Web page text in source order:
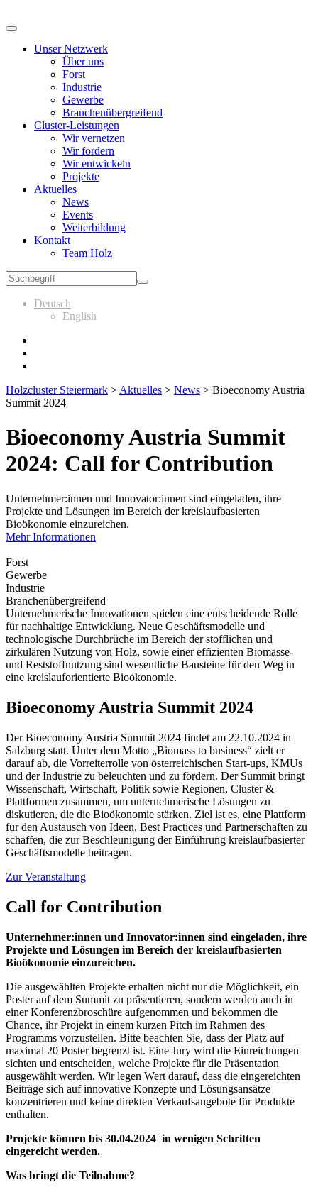
Unser Netzwerk
Über uns
Forst
Industrie
Gewerbe
Branchenübergreifend
Cluster-Leistungen
Wir vernetzen
Wir fördern
Wir entwickeln
Projekte
Aktuelles
News
Events
Weiterbildung
Kontakt
Team Holz
Deutsch
English
Holzcluster Steiermark > Aktuelles > News > Bioeconomy Austria
Summit 2024
Bioeconomy Austria Summit
2024: Call for Contribution
Unternehmer:innen und Innovator:innen sind eingeladen, ihre
Projekte und Lösungen im Bereich der kreislaufbasierten
Bioökonomie einzureichen.
Mehr Informationen
Forst
Gewerbe
Industrie
Branchenübergreifend
Unternehmerische Innovationen spielen eine entscheidende Rolle
für nachhaltige Entwicklung. Neue Geschäftsmodelle und
technologische Durchbrüche im Bereich der stofflichen und
zirkulären Nutzung von Holz, sowie einer effizienten Biomasse-
und Reststoffnutzung sind wesentliche Bausteine für den Weg in
eine kreislauforientierte Bioökonomie.
Bioeconomy Austria Summit 2024
Der Bioeconomy Austria Summit 2024 findet am 22.10.2024 in
Salzburg statt. Unter dem Motto „Biomass to business“ zielt er
darauf ab, die Vorreiterrolle von österreichischen Start-ups, KMUs
und der Industrie zu beleuchten und zu fördern. Der Summit bringt
Wissenschaft, Wirtschaft, Politik sowie Regionen, Cluster &
Plattformen zusammen, um unternehmerische Lösungen zu
diskutieren, die die Bioökonomie stärken. Ziel ist es, eine Plattform
für den Austausch von Ideen, Best Practices und Partnerschaften zu
schaffen, die zur Beschleunigung der Einführung kreislaufbasierter
Geschäftsmodelle beitragen.
Zur Veranstaltung
Call for Contribution
Unternehmer:innen und Innovator:innen sind eingeladen, ihre
Projekte und Lösungen im Bereich der kreislaufbasierten
Bioökonomie einzureichen.
Die ausgewählten Projekte erhalten nicht nur die Möglichkeit, ein
Poster auf dem Summit zu präsentieren, sondern werden auch in
einer Konferenzbroschüre aufgenommen und bekommen die
Chance, ihr Projekt in einem kurzen Pitch im Rahmen des
Programms vorzustellen. Bitte beachten Sie, dass der Platz auf
maximal 20 Poster begrenzt ist. Eine Jury wird die Einreichungen
sichten und entscheiden, welche Projekte für die Präsentation
ausgewählt werden. Wir legen Wert darauf, dass die eingereichten
Beiträge sich auf innovative Konzepte und Lösungsansätze
konzentrieren und keine direkten Verkaufsangebote für Produkte
enthalten.
Projekte können bis 30.04.2024 in wenigen Schritten
eingereicht werden.
Was bringt die Teilnahme?